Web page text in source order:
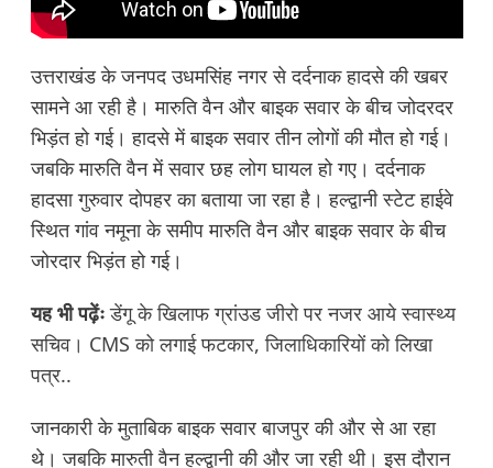
उत्तराखंड के जनपद उधमसिंह नगर से दर्दनाक हादसे की खबर
सामने आ रही है। मारुति वैन और बाइक सवार के बीच जोदरदर
भिड़ंत हो गई। हादसे में बाइक सवार तीन लोगों की मौत हो गई।
जबकि मारुति वैन में सवार छह लोग घायल हो गए। दर्दनाक
हादसा गुरुवार दोपहर का बताया जा रहा है। हल्द्वानी स्टेट हाईवे
स्थित गांव नमूना के समीप मारुति वैन और बाइक सवार के बीच
जोरदार भिड़ंत हो गई।
यह भी पढ़ेंः डेंगू के खिलाफ ग्रांउड जीरो पर नजर आये स्वास्थ्य
सचिव। CMS को लगाई फटकार, जिलाधिकारियों को लिखा
पत्र..
जानकारी के मुताबिक बाइक सवार बाजपुर की और से आ रहा
थे। जबकि मारुती वैन हल्द्वानी की और जा रही थी। इस दौरान